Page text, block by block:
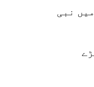
نبی